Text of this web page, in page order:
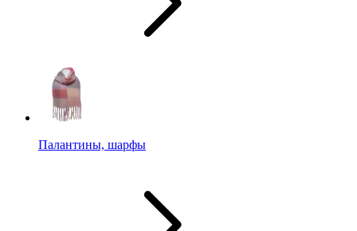
Палантины, шарфы